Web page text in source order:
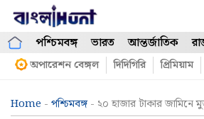
Skip
contentপশ্চিমবঙ্গ ভারত আন্তর্জাতিক
অপারেশন বেঙ্গল দিদিগিরি প্রিমিয়াম
Home - পশ্চিমবঙ্গ- ২০ হাজার টাকার জামিনে